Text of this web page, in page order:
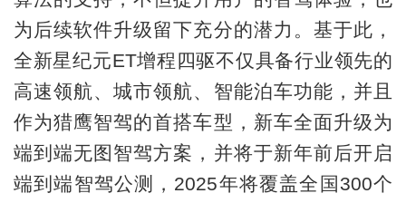
为后续软件升级留下充分的潜力。基于此，
全新星纪元ET增程四驱不仅具备行业领先的
高速领航、城市领航、智能泊车功能，并且
作为猎鹰智驾的首搭车型，新车全面升级为
端到端无图智驾方案，并将于新年前后开启
端到端智驾公测，2025年将覆盖全国300个